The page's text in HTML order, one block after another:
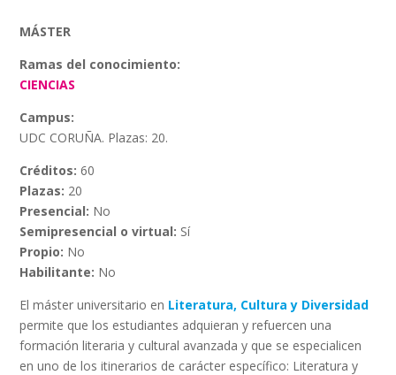
MÁSTER
Ramas del conocimiento:
CIENCIAS
Campus:
UDC CORUÑA. Plazas: 20.
Créditos: 60
Plazas: 20
Presencial: No
Semipresencial o virtual: Sí
Propio: No
Habilitante: No
El máster universitario en Literatura, Cultura y Diversidad
permite que los estudiantes adquieran y refuercen una
formación literaria y cultural avanzada y que se especialicen
en uno de los itinerarios de carácter específico: Literatura y